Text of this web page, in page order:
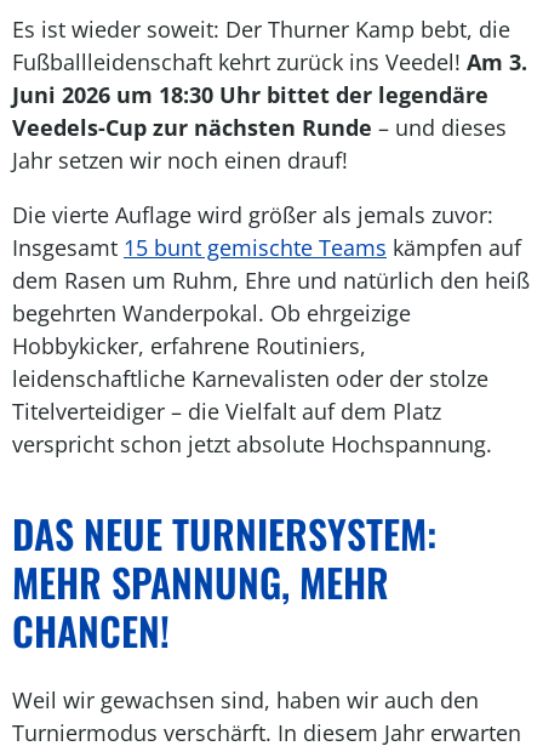
Es ist wieder soweit: Der Thurner Kamp bebt, die
Fußballleidenschaft kehrt zurück ins Veedel! Am 3.
Juni 2026 um 18:30 Uhr bittet der legendäre
Veedels-Cup zur nächsten Runde – und dieses
Jahr setzen wir noch einen drauf!
Die vierte Auflage wird größer als jemals zuvor:
Insgesamt 15 bunt gemischte Teams kämpfen auf
dem Rasen um Ruhm, Ehre und natürlich den heiß
begehrten Wanderpokal. Ob ehrgeizige
Hobbykicker, erfahrene Routiniers,
leidenschaftliche Karnevalisten oder der stolze
Titelverteidiger – die Vielfalt auf dem Platz
verspricht schon jetzt absolute Hochspannung.
DAS NEUE TURNIERSYSTEM:
MEHR SPANNUNG, MEHR
CHANCEN!
Weil wir gewachsen sind, haben wir auch den
Turniermodus verschärft. In diesem Jahr erwarten